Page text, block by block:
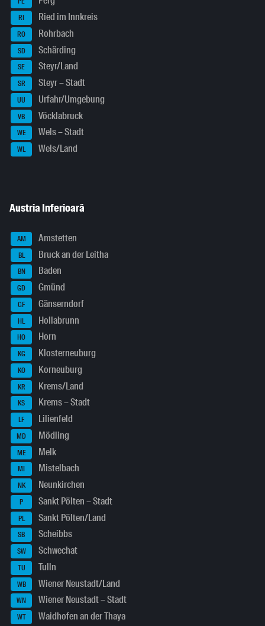
RI Ried im Innkreis
RO Rohrbach
SD Schärding
SE Steyr/Land
SR Steyr – Stadt
UU Urfahr/Umgebung
VB Vöcklabruck
WE Wels – Stadt
WL Wels/Land
Austria Inferioară
AM Amstetten
BL Bruck an der Leitha
BN Baden
GD Gmünd
GF Gänserndorf
HL Hollabrunn
HO Horn
KG Klosterneuburg
KO Korneuburg
KR Krems/Land
KS Krems – Stadt
LF Lilienfeld
MD Mödling
ME Melk
MI Mistelbach
NK Neunkirchen
P Sankt Pölten – Stadt
PL Sankt Pölten/Land
SB Scheibbs
SW Schwechat
TU Tulln
WB Wiener Neustadt/Land
WN Wiener Neustadt – Stadt
WT Waidhofen an der Thaya